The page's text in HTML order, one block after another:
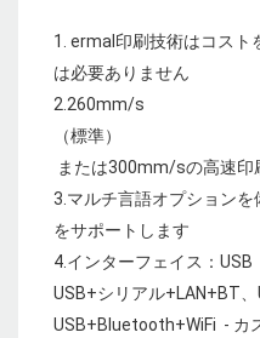
1. ermal印刷技術はコスト
は必要ありません
3.マルチ言語オプション
をサポートします
4.インターフェイス：USB
USB+シリアル+LAN+BT、
USB+Bluetooth+WiFi  - カ